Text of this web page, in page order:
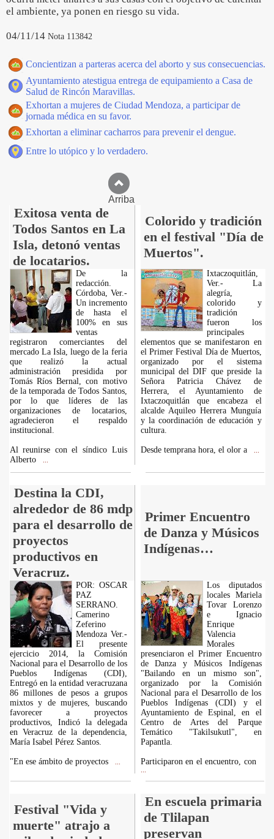
el ambiente, ya ponen en riesgo su vida.
04/11/14 Nota 113842
Concientizan a parteras acerca del aborto y sus consecuencias.
Ayuntamiento atestigua entrega de equipamiento a Casa de
Salud de Rincón Maravillas.
Exhortan a mujeres de Ciudad Mendoza, a participar de
jornada médica en su favor.
Exhortan a eliminar cacharros para prevenir el dengue.
Entre lo utópico y lo verdadero.
Arriba
Exitosa venta de
Todos Santos en La
Isla, detonó ventas
de locatarios.
Colorido y tradición
en el festival "Día de
Muertos".
De la
redacción.
Córdoba, Ver.-
Un incremento
de hasta el
100% en sus
ventas
registraron comerciantes del
mercado La Isla, luego de la feria
que realizó la actual
administración presidida por
Tomás Ríos Bernal, con motivo
de la temporada de Todos Santos,
por lo que líderes de las
organizaciones de locatarios,
agradecieron el respaldo
institucional.
Al reunirse con el síndico Luis
Alberto
Ixtaczoquitlán,
Ver.- La
alegría,
colorido y
tradición
fueron los
principales
elementos que se manifestaron en
el Primer Festival Día de Muertos,
organizado por el sistema
municipal del DIF que preside la
Señora Patricia Chávez de
Herrera, el Ayuntamiento de
Ixtaczoquitlán que encabeza el
alcalde Aquileo Herrera Munguía
y la coordinación de educación y
cultura.
Desde temprana hora, el olor a
Destina la CDI,
alrededor de 86 mdp
para el desarrollo de
proyectos
productivos en
Veracruz.
Primer Encuentro
de Danza y Músicos
Indígenas…
POR: OSCAR
PAZ
SERRANO.
Camerino
Zeferino
Mendoza Ver.-
El presente
ejercicio 2014, la Comisión
Nacional para el Desarrollo de los
Pueblos Indígenas (CDI),
Entregó en la entidad veracruzana
86 millones de pesos a grupos
mixtos y de mujeres, buscando
favorecer a proyectos
productivos, Indicó la delegada
en Veracruz de la dependencia,
María Isabel Pérez Santos.
"En ese ámbito de proyectos
Los diputados
locales Mariela
Tovar Lorenzo
e Ignacio
Enrique
Valencia
Morales
presenciaron el Primer Encuentro
de Danza y Músicos Indígenas
"Bailando en un mismo son",
organizado por la Comisión
Nacional para el Desarrollo de los
Pueblos Indígenas (CDI) y el
Ayuntamiento de Espinal, en el
Centro de Artes del Parque
Temático "Takilsukutl", en
Papantla.
Participaron en el encuentro, con
Festival "Vida y
muerte" atrajo a
En escuela primaria
de Tlilapan
preservan